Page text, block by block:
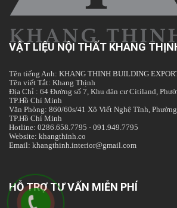
VẬT LIỆU NỘI THẤT KHANG
Tên tiếng Anh: KHANG THINH BUILDING
Tên viết Tắt: Khang Thịnh
Địa Chỉ : 64 Đường số 7, Khu dân cư Citiland,
TP.Hồ Chí Minh
Văn Phòng: 860/60s/41 Xô Viết Nghệ Tĩnh,
TP.Hồ Chí Minh
Hotline: 0286.658.7795 - 091.949.7795
Website: khangthinh.co
Email: khangthinh.interior@gmail.com
HỖ TRỢ TƯ VẤN MIỄN PHÍ